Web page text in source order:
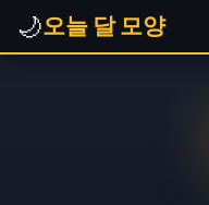
🌙오늘 달 모양